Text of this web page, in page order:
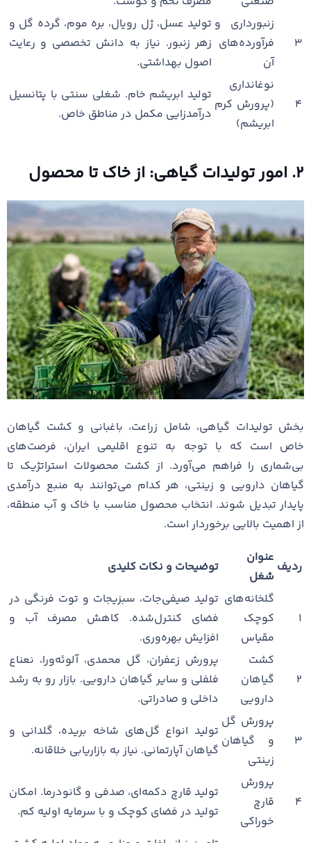
۳
زنبورداری و
فرآورده‌های
آن
تولید عسل، ژل رویال، بره موم، گرده گل و
زهر زنبور. نیاز به دانش تخصصی و رعایت
اصول بهداشتی.
۴
نوغانداری
(پرورش کرم
ابریشم)
تولید ابریشم خام. شغلی سنتی با پتانسیل
درآمدزایی مکمل در مناطق خاص.
۲. امور تولیدات گیاهی: از خاک تا محصول
بخش تولیدات گیاهی، شامل زراعت، باغبانی و کشت گیاهان
خاص است که با توجه به تنوع اقلیمی ایران، فرصت‌های
بی‌شماری را فراهم می‌آورد. از کشت محصولات استراتژیک تا
گیاهان دارویی و زینتی، هر کدام می‌توانند به منبع درآمدی
پایدار تبدیل شوند. انتخاب محصول مناسب با خاک و آب منطقه،
از اهمیت بالایی برخوردار است.
ردیف
عنوان
شغل
توضیحات و نکات کلیدی
۱
گلخانه‌های
کوچک
مقیاس
تولید صیفی‌جات، سبزیجات و توت فرنگی در
فضای کنترل‌شده. کاهش مصرف آب و
افزایش بهره‌وری.
۲
کشت
گیاهان
دارویی
پرورش زعفران، گل محمدی، آلوئه‌ورا، نعناع
فلفلی و سایر گیاهان دارویی. بازار رو به رشد
داخلی و صادراتی.
۳
پرورش گل
و گیاهان
زینتی
تولید انواع گل‌های شاخه بریده، گلدانی و
گیاهان آپارتمانی. نیاز به بازاریابی خلاقانه.
۴
پرورش
قارچ
خوراکی
تولید قارچ دکمه‌ای، صدفی و گانودرما. امکان
تولید در فضای کوچک و با سرمایه اولیه کم.